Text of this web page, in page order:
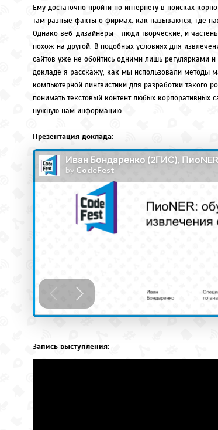
Ему достаточно пройти по интернету в поисках
там разные факты о фирмах: как называются, где
Однако веб-дизайнеры - люди творческие, и
похож на другой. В подобных условиях для
сайтов уже не обойтись одними лишь регулярками
докладе я расскажу, как мы использовали методы
компьютерной лингвистики для разработки такого
понимать текстовый контент любых корпоративных
нужную нам информацию
Презентация доклада:
Запись выступления: